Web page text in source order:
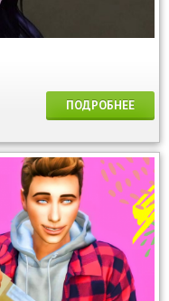
ПОДРОБНЕЕ